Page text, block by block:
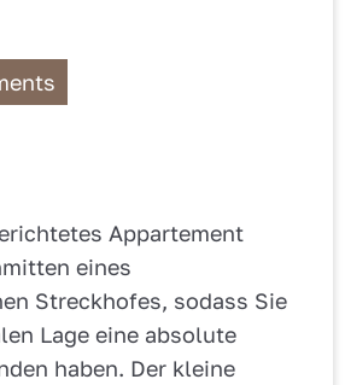
Appartement
eines
Streckhofes, sodass Sie
Lage eine absolute
haben. Der kleine